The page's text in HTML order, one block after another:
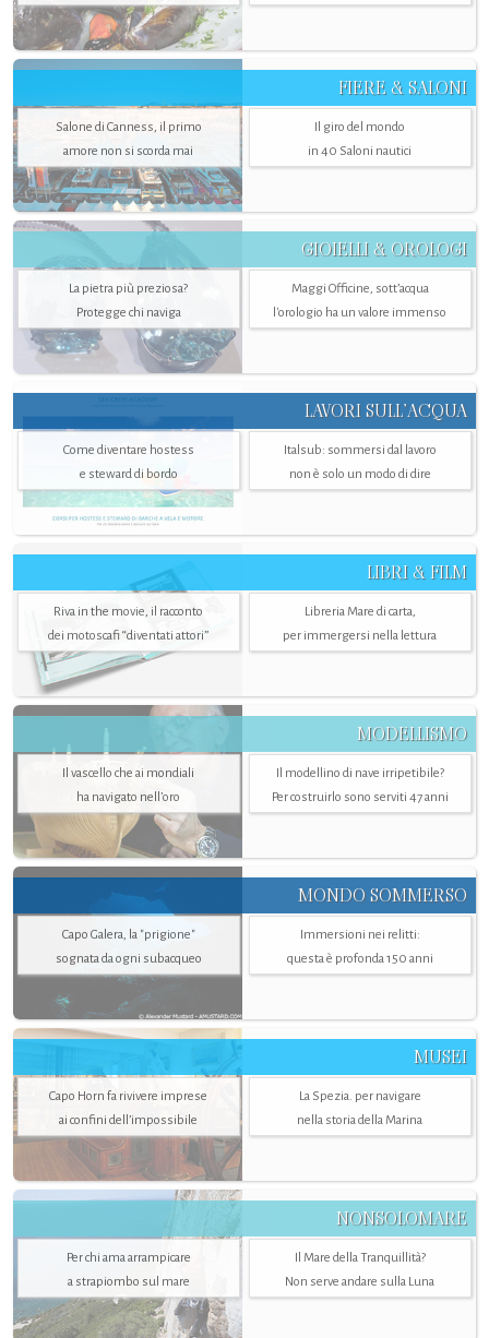
FIERE & SALONI
Salone di Canness, il primo
amore non si scorda mai
Il giro del mondo
in 40 Saloni nautici
GIOIELLI & OROLOGI
La pietra più preziosa?
Protegge chi naviga
Maggi Officine, sott’acqua
l'orologio ha un valore immenso
LAVORI SULL’ACQUA
Come diventare hostess
e steward di bordo
Italsub: sommersi dal lavoro
non è solo un modo di dire
LIBRI & FILM
Riva in the movie, il racconto
dei motoscafi “diventati attori”
Libreria Mare di carta,
per immergersi nella lettura
MODELLISMO
Il vascello che ai mondiali
ha navigato nell’oro
Il modellino di nave irripetibile?
Per costruirlo sono serviti 47 anni
MONDO SOMMERSO
Capo Galera, la "prigione"
sognata da ogni subacqueo
Immersioni nei relitti:
questa è profonda 150 anni
MUSEI
Capo Horn fa rivivere imprese
ai confini dell’impossibile
La Spezia. per navigare
nella storia della Marina
NONSOLOMARE
Per chi ama arrampicare
a strapiombo sul mare
Il Mare della Tranquillità?
Non serve andare sulla Luna